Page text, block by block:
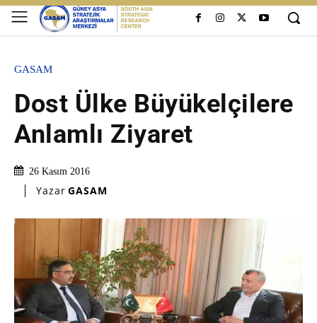
GASAM
Dost Ülke Büyükelçilere
Anlamlı Ziyaret
26 Kasım 2016
Yazar GASAM